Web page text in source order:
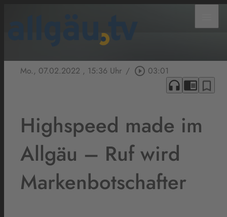
Mo., 07.02.2022 , 15:36 Uhr / play_circle_outline 03:01
headphones chrome_reader_mode bookmark_border
Highspeed made im
Allgäu – Ruf wird
Markenbotschafter